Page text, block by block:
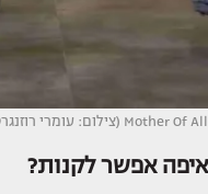
Mother Of All (צילום: עומרי רוזנגרט)
איפה אפשר לקנות?